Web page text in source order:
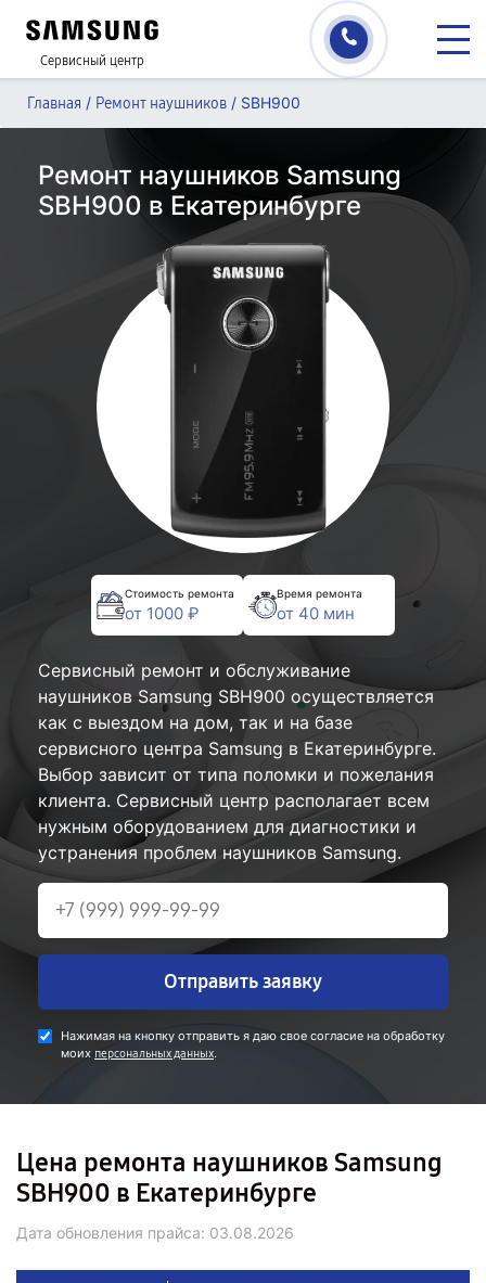
Сервисный центр
Главная / Ремонт наушников / SBH900
Ремонт наушников Samsung
SBH900 в Екатеринбурге
Стоимость ремонта
от 1000 ₽
Время ремонта
от 40 мин
Сервисный ремонт и обслуживание
наушников Samsung SBH900 осуществляется
как с выездом на дом, так и на базе
сервисного центра Samsung в Екатеринбурге.
Выбор зависит от типа поломки и пожелания
клиента. Сервисный центр располагает всем
нужным оборудованием для диагностики и
устранения проблем наушников Samsung.
Отправить заявку
Нажимая на кнопку отправить я даю свое согласие на обработку
моих персональных данных.
Цена ремонта наушников Samsung
SBH900 в Екатеринбурге
Дата обновления прайса: 03.08.2026